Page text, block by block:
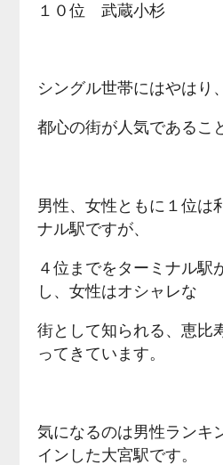
１０位 武蔵小杉
シングル世帯にはやはり、
都心の街が人気であるこ
男性、女性ともに１位は
ナル駅ですが、
４位までをターミナル駅
し、女性はオシャレな
街として知られる、恵比
ってきています。
気になるのは男性ランキ
インした大宮駅です。